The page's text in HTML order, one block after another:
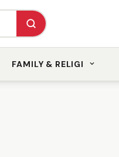
FAMILY & RELIGI